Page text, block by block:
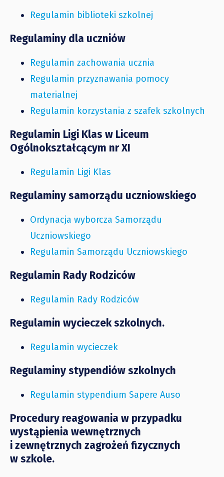
Regulamin biblioteki szkolnej
Regulaminy dla uczniów
Regulamin zachowania ucznia
Regulamin przyznawania pomocy
materialnej
Regulamin korzystania z szafek szkolnych
Regulamin Ligi Klas w Liceum
Ogólnokształcącym nr XI
Regulamin Ligi Klas
Regulaminy samorządu uczniowskiego
Ordynacja wyborcza Samorządu
Uczniowskiego
Regulamin Samorządu Uczniowskiego
Regulamin Rady Rodziców
Regulamin Rady Rodziców
Regulamin wycieczek szkolnych.
Regulamin wycieczek
Regulaminy stypendiów szkolnych
Regulamin stypendium Sapere Auso
Procedury reagowania w przypadku
wystąpienia wewnętrznych
i zewnętrznych zagrożeń fizycznych
w szkole.